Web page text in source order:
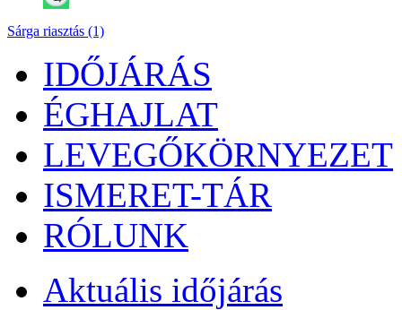
Sárga riasztás (1)
IDŐJÁRÁS
ÉGHAJLAT
LEVEGŐKÖRNYEZET
ISMERET-TÁR
RÓLUNK
Aktuális időjárás